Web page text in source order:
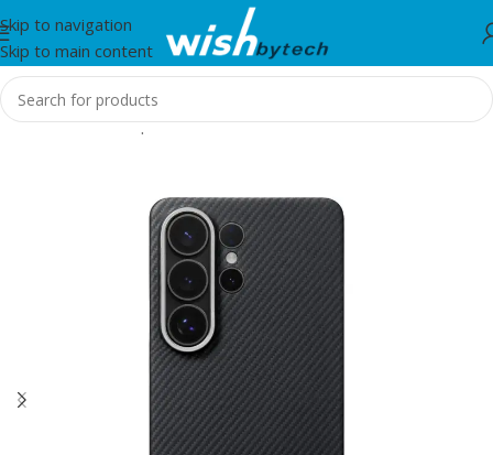
Skip to navigation
Skip to main content
Home/Aksesorë për mobil dhe IT